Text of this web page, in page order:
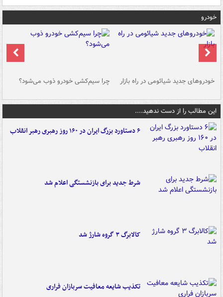
خودرو
خودروهای جدید شیائومی در راه بازار چرا سیم‌کشی خودرو ذوب می‌شود؟
این مطالب را از دست ندهید....
۶ دستاورد بزرگ ایران در ۱۶۰ روز رهبری رهبر انقلاب
شرط جدید برای بازنشستگی اعلام شد
کالابرگ ۳ گروه شارژ شد
تکذیب شایعه معافیت سربازان فراری